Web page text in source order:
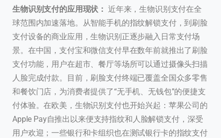
生物识别支付的应用现状： 近年来，生物识别支付在全
球范围内加速落地。从智能手机的指纹解锁支付，到刷脸
支付设备的商业应用，生物识别正逐步融入日常支付场
景。在中国，支付宝和微信支付早在数年前就推出了刷脸
支付功能，用户在超市、餐厅等场所可以通过摄像头扫描
人脸完成付款。目前，刷脸支付终端已覆盖全国众多零售
和餐饮门店，为消费者提供了“无手机、无钱包”的便捷支
付体验。在欧美，生物识别支付也开始兴起：苹果公司的
Apple Pay自推出以来便支持指纹和人脸解锁支付，深受
用户欢迎；一些银行和卡组织也在测试银行卡的指纹支付